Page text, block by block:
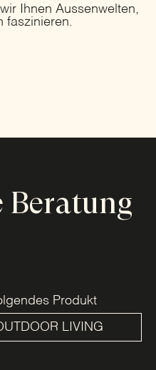
Ihnen Aussenwelten,
faszinieren.
Beratung
Produkt